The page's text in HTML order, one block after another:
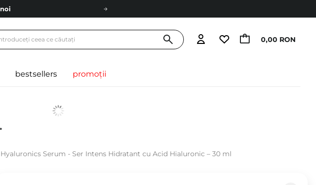
de la 150 RON! 0,00 RON
bestsellers promoții
Serum - Ser Intens Hidratant cu Acid Hialuronic – 30 ml